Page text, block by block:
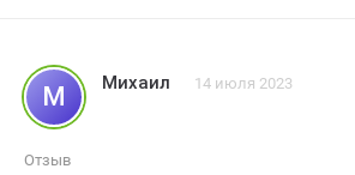
М Михаил 14 июля 2023
Отзыв